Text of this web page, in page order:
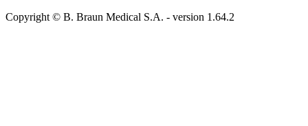
Copyright © B. Braun Medical S.A. - version 1.64.2